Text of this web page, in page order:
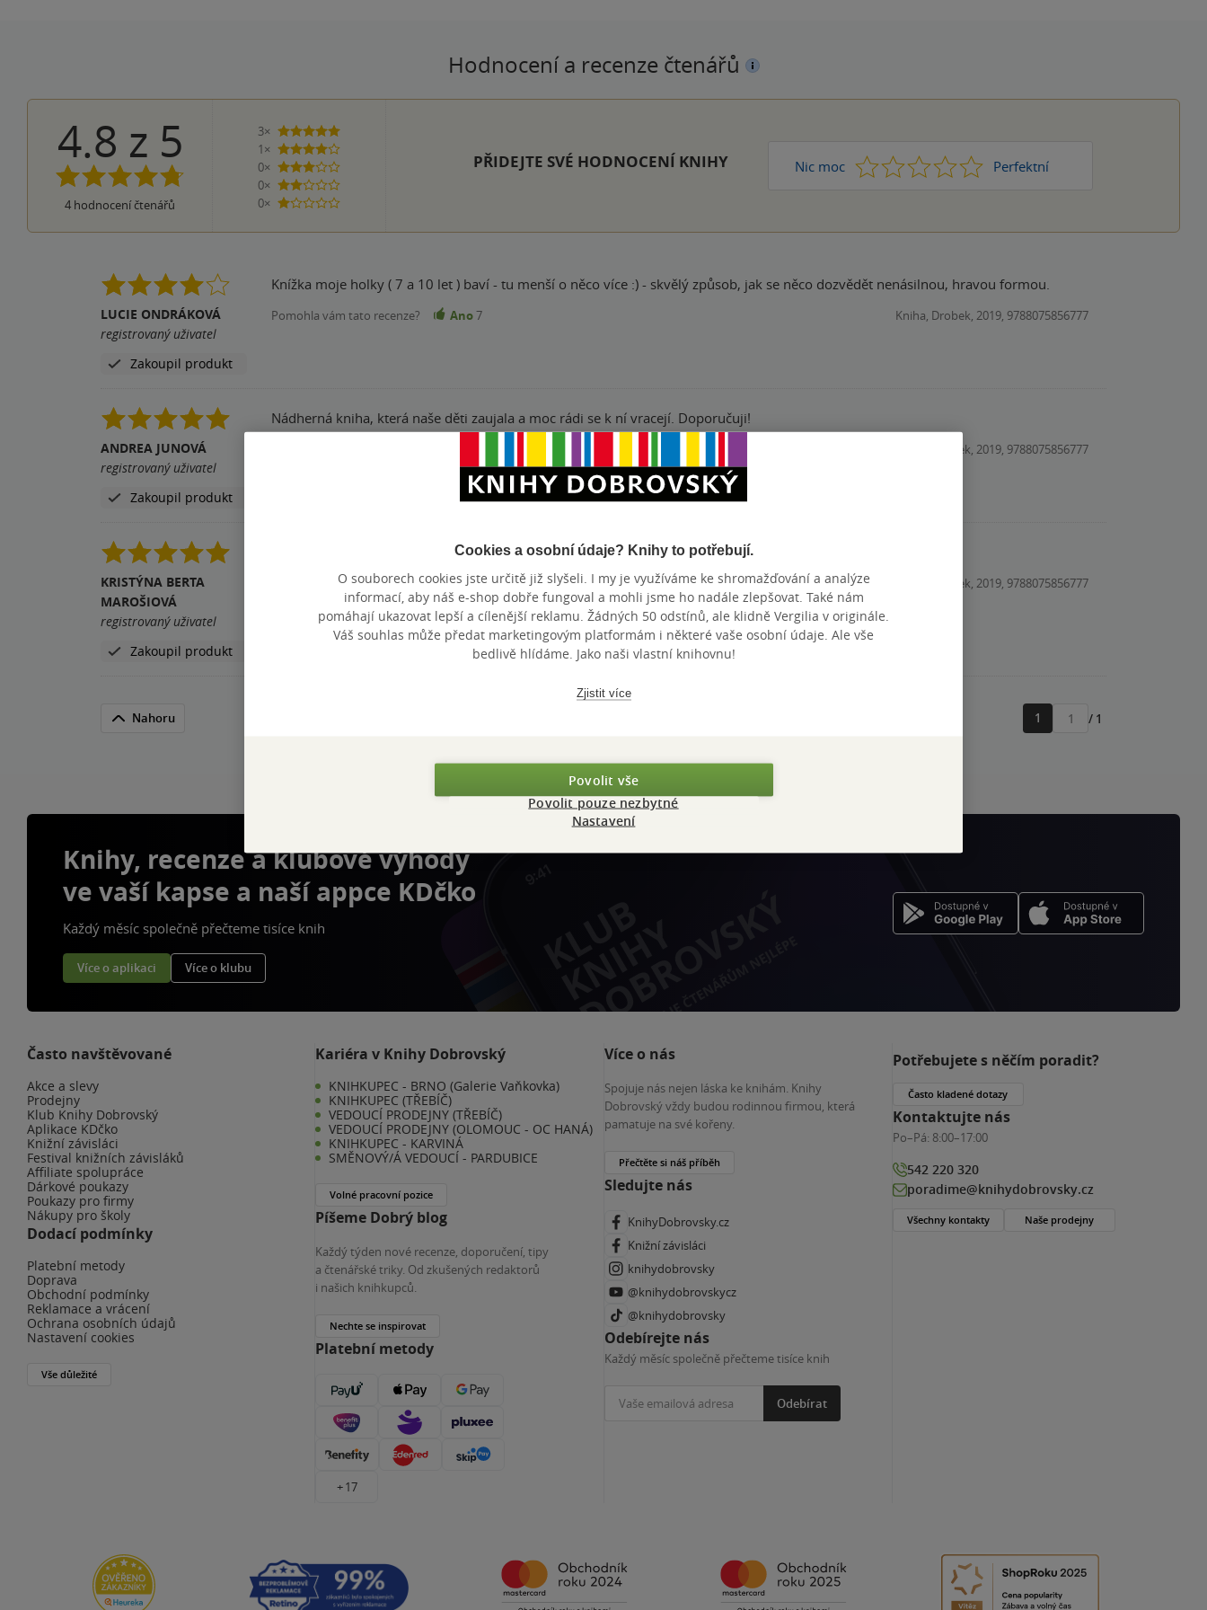
Hodnocení a recenze čtenářů
4.8 z 5
4 hodnocení čtenářů
3×
5 hvězdiček
1×
4 hvězdičky
0×
3 hvězdičky
0×
2 hvězdičky
0×
1 hvezdička
PŘIDEJTE SVÉ HODNOCENÍ KNIHY Nic moc 1 2 3 4 Perfektní
5
LUCIE ONDRÁKOVÁ
registrovaný uživatel
Zakoupil produkt
Knížka moje holky ( 7 a 10 let ) baví - tu menší o něco více :) - skvělý způsob, jak se něco dozvědět nenásilnou, hravou formou.
Pomohla vám tato recenze? Ano7 Kniha, Drobek, 2019, 9788075856777
ANDREA JUNOVÁ
registrovaný uživatel
Zakoupil produkt
Nádherná kniha, která naše děti zaujala a moc rádi se k ní vracejí. Doporučuji!
Kniha, Drobek, 2019, 9788075856777
KRISTÝNA BERTA
MAROŠIOVÁ
registrovaný uživatel
Zakoupil produkt
Noc hezka knizka ilustrace cele pojeti deti moc bavi
Pomohla vám tato recenze? Ano5 Kniha, Drobek, 2019, 9788075856777
Nahoru
1
Přejít
/ 1
Knihy, recenze a klubové výhody
ve vaší kapse a naší appce KDčko
Každý měsíc společně přečteme tisíce knih
Více o aplikaci Více o klubu
Často navštěvované
Akce a slevy
Prodejny
Klub Knihy Dobrovský
Aplikace KDčko
Knižní závisláci
Festival knižních závisláků
Affiliate spolupráce
Dárkové poukazy
Poukazy pro firmy
Nákupy pro školy
Dodací podmínky
Platební metody
Doprava
Obchodní podmínky
Reklamace a vrácení
Ochrana osobních údajů
Nastavení cookies
Vše důležité
Kariéra v Knihy Dobrovský
KNIHKUPEC - BRNO (Galerie Vaňkovka)
KNIHKUPEC (TŘEBÍČ)
VEDOUCÍ PRODEJNY (TŘEBÍČ)
VEDOUCÍ PRODEJNY (OLOMOUC - OC HANÁ)
KNIHKUPEC - KARVINÁ
SMĚNOVÝ/Á VEDOUCÍ - PARDUBICE
Volné pracovní pozice
Píšeme Dobrý blog
Každý týden nové recenze, doporučení, tipy
a čtenářské triky. Od zkušených redaktorů
i našich knihkupců.
Nechte se inspirovat
Platební metody
+ 17
Více o nás
Spojuje nás nejen láska ke knihám. Knihy
Dobrovský vždy budou rodinnou firmou, která
pamatuje na své kořeny.
Přečtěte si náš příběh
Sledujte nás
KnihyDobrovsky.cz
Knižní závisláci
knihydobrovsky
@knihydobrovskycz
@knihydobrovsky
Odebírejte nás
Každý měsíc společně přečteme tisíce knih
Odebírat
Potřebujete s něčím poradit?
Často kladené dotazy
Kontaktujte nás
Po–Pá: 8:00–17:00
542 220 320
poradime@knihydobrovsky.cz
Všechny kontakty Naše prodejny
Cookies a osobní údaje? Knihy to potřebují.
O souborech cookies jste určitě již slyšeli. I my je využíváme ke shromažďování a analýze
informací, aby náš e-shop dobře fungoval a mohli jsme ho nadále zlepšovat. Také nám
pomáhají ukazovat lepší a cílenější reklamu. Žádných 50 odstínů, ale klidně Vergilia v originále.
Váš souhlas může předat marketingovým platformám i některé vaše osobní údaje. Ale vše
bedlivě hlídáme. Jako naši vlastní knihovnu!
Zjistit více
Povolit vše
Povolit pouze nezbytné
Nastavení